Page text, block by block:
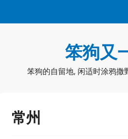
笨狗又
笨狗的自留地, 闲适时涂鸦撒
常州